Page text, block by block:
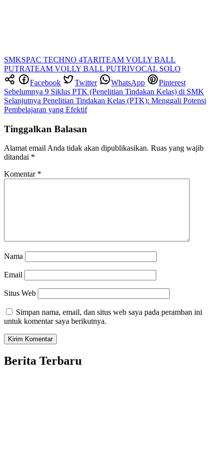
SMKSPAC TECHNO 4TARITEAM VOLLY BALL
PUTRATEAM VOLLY BALL PUTRIVOCAL SOLO
Facebook
Twitter WhatsApp Pinterest
Navigasi
pos
Sebelumnya 9 Siklus PTK (Penelitian Tindakan Kelas) di SMK
Selanjutnya Penelitian Tindakan Kelas (PTK): Menggali Potensi
Pembelajaran yang Efektif
Tinggalkan Balasan
Alamat email Anda tidak akan dipublikasikan. Ruas yang wajib
ditandai *
Komentar *
Nama
Email
Situs Web
Simpan nama, email, dan situs web saya pada peramban ini
untuk komentar saya berikutnya.
Berita Terbaru